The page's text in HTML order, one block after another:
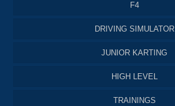
F4
DRIVING SIMULATOR
JUNIOR KARTING
HIGH LEVEL
TRAININGS